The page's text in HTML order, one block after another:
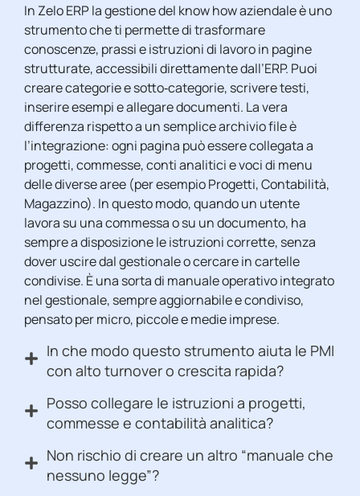
In Zelo ERP la gestione del know how aziendale è uno
strumento che ti permette di trasformare
conoscenze, prassi e istruzioni di lavoro in pagine
strutturate, accessibili direttamente dall’ERP. Puoi
creare categorie e sotto‑categorie, scrivere testi,
inserire esempi e allegare documenti. La vera
differenza rispetto a un semplice archivio file è
l’integrazione: ogni pagina può essere collegata a
progetti, commesse, conti analitici e voci di menu
delle diverse aree (per esempio Progetti, Contabilità,
Magazzino). In questo modo, quando un utente
lavora su una commessa o su un documento, ha
sempre a disposizione le istruzioni corrette, senza
dover uscire dal gestionale o cercare in cartelle
condivise. È una sorta di manuale operativo integrato
nel gestionale, sempre aggiornabile e condiviso,
pensato per micro, piccole e medie imprese.
In che modo questo strumento aiuta le PMI
con alto turnover o crescita rapida?
Posso collegare le istruzioni a progetti,
commesse e contabilità analitica?
Non rischio di creare un altro “manuale che
nessuno legge”?